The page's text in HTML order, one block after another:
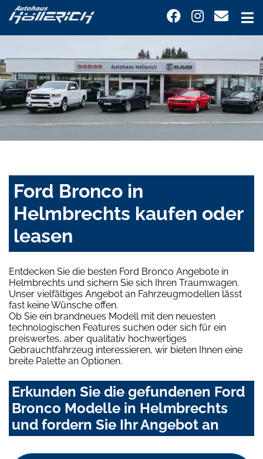
Ford Bronco in
Helmbrechts kaufen oder
leasen
Entdecken Sie die besten Ford Bronco Angebote in
Helmbrechts und sichern Sie sich Ihren Traumwagen.
Unser vielfältiges Angebot an Fahrzeugmodellen lässt
fast keine Wünsche offen.
Ob Sie ein brandneues Modell mit den neuesten
technologischen Features suchen oder sich für ein
preiswertes, aber qualitativ hochwertiges
Gebrauchtfahrzeug interessieren, wir bieten Ihnen eine
breite Palette an Optionen.
Erkunden Sie die gefundenen Ford
Bronco Modelle in Helmbrechts
und fordern Sie Ihr Angebot an